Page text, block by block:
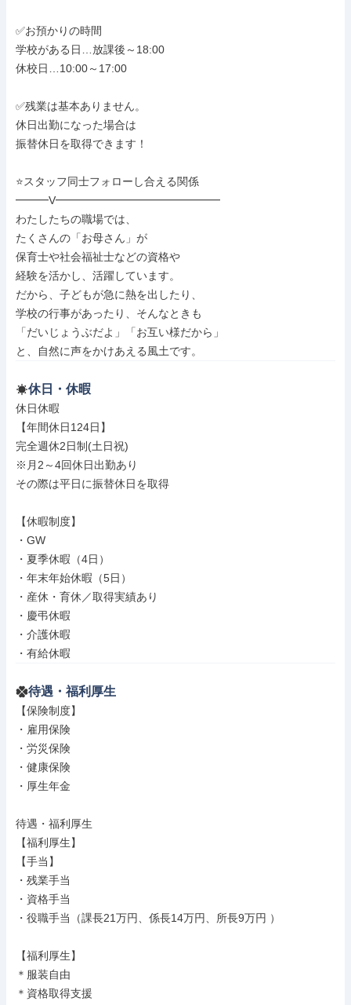
✅お預かりの時間
学校がある日…放課後～18:00
休校日…10:00～17:00
✅残業は基本ありません。
休日出勤になった場合は
振替休日を取得できます！
⭐スタッフ同士フォローし合える関係
━━━V━━━━━━━━━━━━━━━
わたしたちの職場では、
たくさんの「お母さん」が
保育士や社会福祉士などの資格や
経験を活かし、活躍しています。
だから、子どもが急に熱を出したり、
学校の行事があったり、そんなときも
「だいじょうぶだよ」「お互い様だから」
と、自然に声をかけあえる風土です。
休日・休暇
休日休暇
【年間休日124日】
完全週休2日制(土日祝)
※月2～4回休日出勤あり
その際は平日に振替休日を取得
【休暇制度】
・GW
・夏季休暇（4日）
・年末年始休暇（5日）
・産休・育休／取得実績あり
・慶弔休暇
・介護休暇
・有給休暇
待遇・福利厚生
【保険制度】
・雇用保険
・労災保険
・健康保険
・厚生年金
待遇・福利厚生
【福利厚生】
【手当】
・残業手当
・資格手当
・役職手当（課長21万円、係長14万円、所長9万円 ）
【福利厚生】
＊服装自由
＊資格取得支援